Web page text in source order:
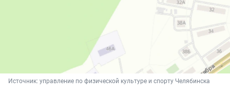
Источник: управление по физической культуре и спорту Челябинска